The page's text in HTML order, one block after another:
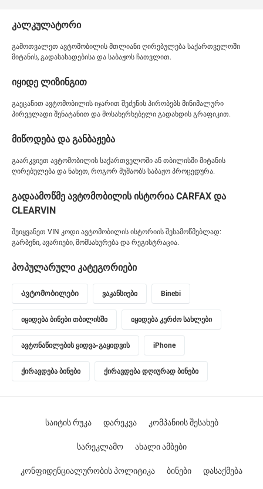
კალკულატორი
გამოთვალეთ ავტომობილის მთლიანი ღირებულება საქართველოში
მიტანის, გადასახადებისა და საბაჟოს ჩათვლით.
იყიდე ლიზინგით
გაეცანით ავტომობილის იჯარით შეძენის პირობებს მინიმალური
პირველადი შენატანით და მოსახერხებელი გადახდის გრაფიკით.
მიწოდება და განბაჟება
გაარკვიეთ ავტომობილის საქართველოში ან თბილისში მიტანის
ღირებულება და ნახეთ, როგორ მუშაობს საბაჟო პროცედურა.
გადაამოწმე ავტომობილის ისტორია CARFAX და
CLEARVIN
შეიყვანეთ VIN კოდი ავტომობილის ისტორიის შესამოწმებლად:
გარბენი, ავარიები, მომსახურება და რეგისტრაცია.
პოპულარული კატეგორიები
Ავტომობილები ვაკანსიები Binebi
იყიდება ბინები თბილისში იყიდება კერძო სახლები
ავტონაწილების ყიდვა-გაყიდვის iPhone
ქირავდება ბინები ქირავდება დღიურად ბინები
საიტის რუკა დარეკვა კომპანიის შესახებ
სარეკლამო ახალი ამბები
კონფიდენციალურობის პოლიტიკა ბინები დასაქმება